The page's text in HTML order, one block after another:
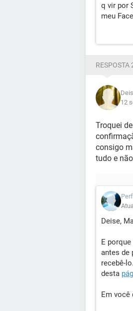
q vir por
meu
RESPOSTA
12
Troquei
consigo
tudo e
Deise,
E
antes de
recebê-
desta
Em você